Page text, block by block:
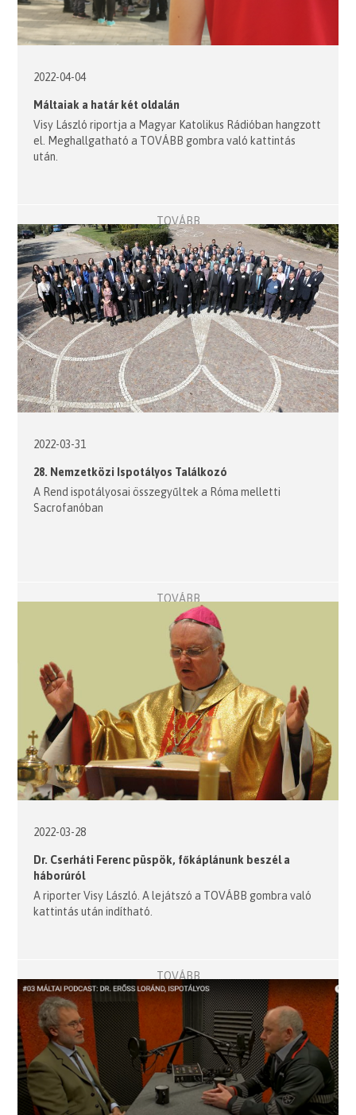
2022-04-04
Máltaiak a határ két oldalán
Visy László riportja a Magyar Katolikus Rádióban hangzott
el. Meghallgatható a TOVÁBB gombra való kattintás
után.
TOVÁBB
2022-03-31
28. Nemzetközi Ispotályos Találkozó
A Rend ispotályosai összegyűltek a Róma melletti
Sacrofanóban
TOVÁBB
2022-03-28
Dr. Cserháti Ferenc püspök, főkáplánunk beszél a
háborúról
A riporter Visy László. A lejátszó a TOVÁBB gombra való
kattintás után indítható.
TOVÁBB